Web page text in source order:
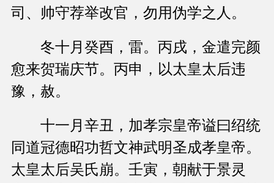
司、帅守荐举改官，勿用伪学之人。
冬十月癸酉，雷。丙戌，金遣完颜
愈来贺瑞庆节。丙申，以太皇太后违
豫，赦。
十一月辛丑，加孝宗皇帝谥曰绍统
同道冠德昭功哲文神武明圣成孝皇帝。
太皇太后吴氏崩。壬寅，朝献于景灵